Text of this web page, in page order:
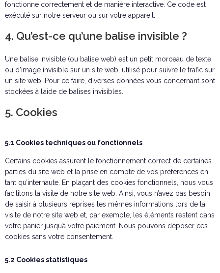
fonctionne correctement et de manière interactive. Ce code est
exécuté sur notre serveur ou sur votre appareil.
4. Qu’est-ce qu’une balise invisible ?
Une balise invisible (ou balise web) est un petit morceau de texte
ou d’image invisible sur un site web, utilisé pour suivre le trafic sur
un site web. Pour ce faire, diverses données vous concernant sont
stockées à l’aide de balises invisibles.
5. Cookies
5.1 Cookies techniques ou fonctionnels
Certains cookies assurent le fonctionnement correct de certaines
parties du site web et la prise en compte de vos préférences en
tant qu’internaute. En plaçant des cookies fonctionnels, nous vous
facilitons la visite de notre site web. Ainsi, vous n’avez pas besoin
de saisir à plusieurs reprises les mêmes informations lors de la
visite de notre site web et, par exemple, les éléments restent dans
votre panier jusqu’à votre paiement. Nous pouvons déposer ces
cookies sans votre consentement.
5.2 Cookies statistiques